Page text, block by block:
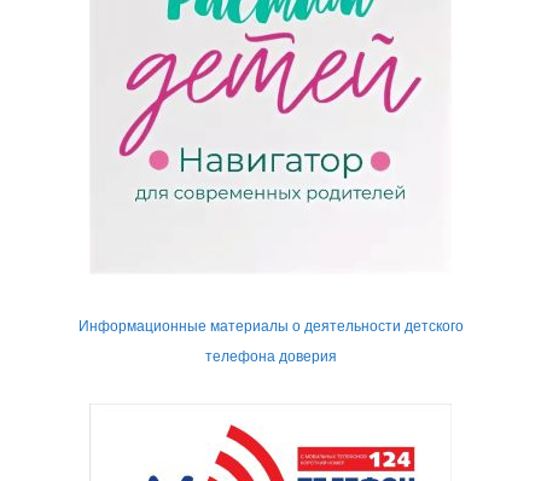
Информационные материалы о деятельности детского
телефона доверия